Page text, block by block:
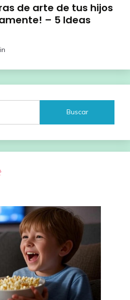
de arte de tus hijos
– 5 Ideas